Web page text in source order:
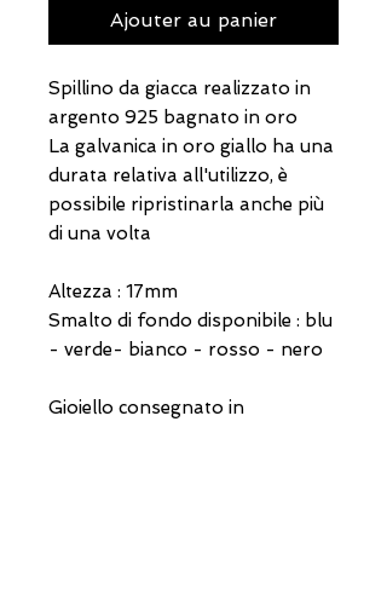
Ajouter au panier
Spillino da giacca realizzato in
argento 925 bagnato in oro
La galvanica in oro giallo ha una
durata relativa all'utilizzo, è
possibile ripristinarla anche più
di una volta
Altezza : 17mm
Smalto di fondo disponibile : blu
- verde- bianco - rosso - nero
Gioiello consegnato in